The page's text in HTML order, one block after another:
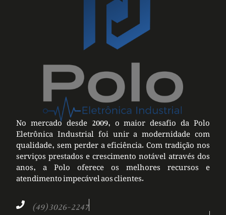
No mercado desde 2009, o maior desafio da Polo
Eletrônica Industrial foi unir a modernidade com
qualidade, sem perder a eficiência. Com tradição nos
serviços prestados e crescimento notável através dos
anos, a Polo oferece os melhores recursos e
atendimento impecável aos clientes.
(49) 3026-2247